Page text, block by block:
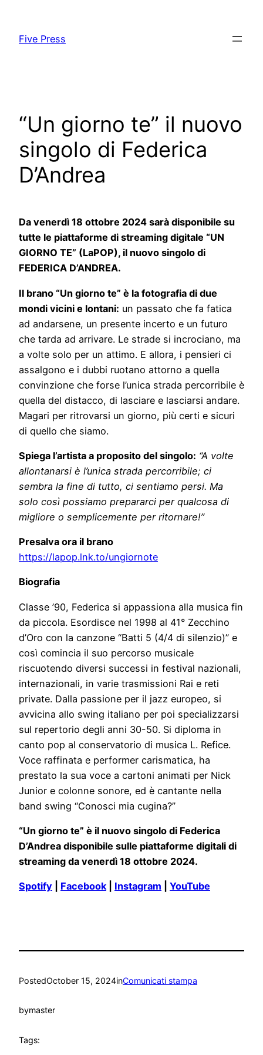
content
Five Press
“Un giorno te” il nuovo
singolo di Federica
D’Andrea
Da venerdì 18 ottobre 2024 sarà disponibile su
tutte le piattaforme di streaming digitale “UN
GIORNO TE” (LaPOP), il nuovo singolo di
FEDERICA D’ANDREA.
Il brano “Un giorno te” è la fotografia di due
mondi vicini e lontani: un passato che fa fatica
ad andarsene, un presente incerto e un futuro
che tarda ad arrivare. Le strade si incrociano, ma
a volte solo per un attimo. E allora, i pensieri ci
assalgono e i dubbi ruotano attorno a quella
convinzione che forse l’unica strada percorribile è
quella del distacco, di lasciare e lasciarsi andare.
Magari per ritrovarsi un giorno, più certi e sicuri
di quello che siamo.
Spiega l’artista a proposito del singolo: “A volte
allontanarsi è l’unica strada percorribile; ci
sembra la fine di tutto, ci sentiamo persi. Ma
solo così possiamo prepararci per qualcosa di
migliore o semplicemente per ritornare!”
Presalva ora il brano
https://lapop.lnk.to/ungiornote
Biografia
Classe ’90, Federica si appassiona alla musica fin
da piccola. Esordisce nel 1998 al 41° Zecchino
d’Oro con la canzone “Batti 5 (4/4 di silenzio)” e
così comincia il suo percorso musicale
riscuotendo diversi successi in festival nazionali,
internazionali, in varie trasmissioni Rai e reti
private. Dalla passione per il jazz europeo, si
avvicina allo swing italiano per poi specializzarsi
sul repertorio degli anni 30-50. Si diploma in
canto pop al conservatorio di musica L. Refice.
Voce raffinata e performer carismatica, ha
prestato la sua voce a cartoni animati per Nick
Junior e colonne sonore, ed è cantante nella
band swing “Conosci mia cugina?”
“Un giorno te” è il nuovo singolo di Federica
D’Andrea disponibile sulle piattaforme digitali di
streaming da venerdì 18 ottobre 2024.
Spotify Facebook| Instagram YouTube
PostedOctober 15, 2024inComunicati stampa
bymaster
Tags: